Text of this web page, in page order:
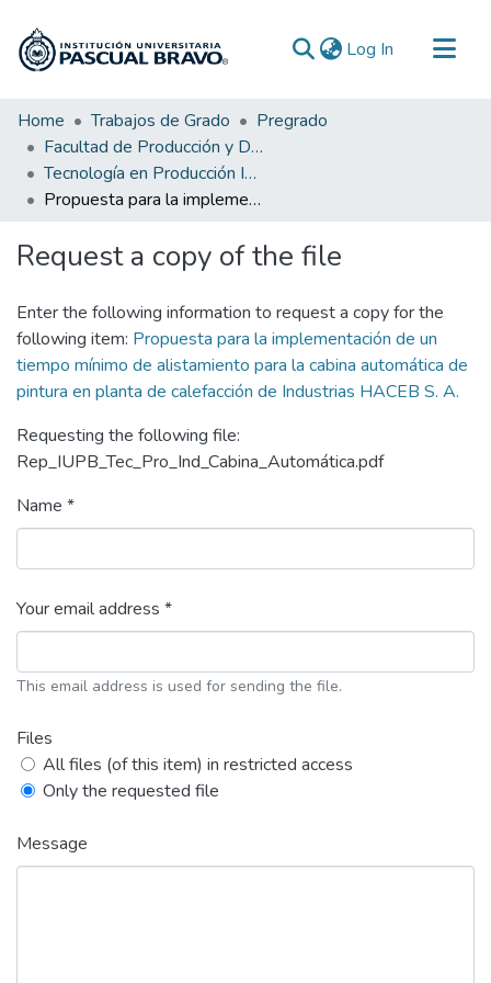
Log In (current)
Communities & Collections
All of DSpace
Statistics
Home Trabajos de Grado
Pregrado
Facultad de Producción y Diseño
Tecnología en Producción Industrial
Propuesta para la implementación de un tiempo mínimo de alistamiento para la cabina automática de pintura en planta de calefacción de Industrias HACEB S. A.
Request a copy of the file
Enter the following information to request a copy for the
following item: Propuesta para la implementación de un
tiempo mínimo de alistamiento para la cabina automática de
pintura en planta de calefacción de Industrias HACEB S. A.
Requesting the following file:
Rep_IUPB_Tec_Pro_Ind_Cabina_Automática.pdf
Name *
Your email address *
This email address is used for sending the file.
Files
All files (of this item) in restricted access
Only the requested file
Message